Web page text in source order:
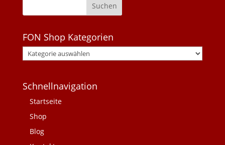
FON Shop Kategorien
Schnellnavigation
Startseite
Shop
Blog